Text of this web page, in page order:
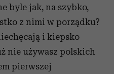
byle jak, na szybko,
z nimi w porządku?
i kiepsko
nie używasz polskich
pierwszej